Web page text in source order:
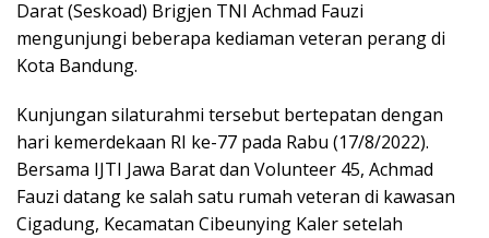
Darat (Seskoad) Brigjen TNI Achmad Fauzi
mengunjungi beberapa kediaman veteran perang di
Kota Bandung.
Kunjungan silaturahmi tersebut bertepatan dengan
hari kemerdekaan RI ke-77 pada Rabu (17/8/2022).
Bersama IJTI Jawa Barat dan Volunteer 45, Achmad
Fauzi datang ke salah satu rumah veteran di kawasan
Cigadung, Kecamatan Cibeunying Kaler setelah